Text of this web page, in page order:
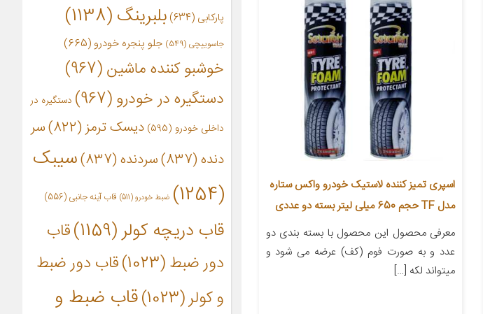
اسپری تمیز کننده لاستیک خودرو واکس ستاره
مدل TF حجم 650 میلی لیتر بسته دو عددی
معرفی محصول این محصول با بسته بندی دو
عدد و به صورت فوم (کف) عرضه می شود و
میتواند لکه […]
پارکابی (634) بلبرینگ(1138)
جاسوییچی (549) جلو پنجره خودرو (665)
خوشبو کننده ماشین(967)
دستگیره در خودرو(967)
دستگیره در
داخلی خودرو (595) دیسک ترمز(822)
سر
دنده(837) سردنده(837)
سیبک
(1254)
ضبط خودرو(511) قاب آینه جانبی (556)
قاب دریچه کولر(1159)
قاب
دور ضبط(1023)
قاب دور ضبط
و کولر(1023)
قاب ضبط و